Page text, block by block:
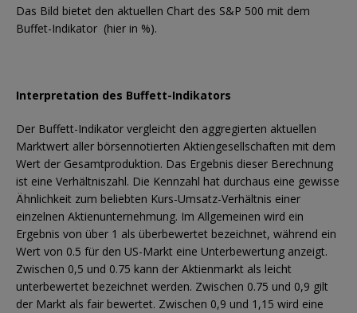
Das Bild bietet den aktuellen Chart des S&P 500 mit dem
Buffet-Indikator (hier in %).
Interpretation des Buffett-Indikators
Der Buffett-Indikator vergleicht den aggregierten aktuellen
Marktwert aller börsennotierten Aktiengesellschaften mit dem
Wert der Gesamtproduktion. Das Ergebnis dieser Berechnung
ist eine Verhältniszahl. Die Kennzahl hat durchaus eine gewisse
Ähnlichkeit zum beliebten Kurs-Umsatz-Verhältnis einer
einzelnen Aktienunternehmung. Im Allgemeinen wird ein
Ergebnis von über 1 als überbewertet bezeichnet, während ein
Wert von 0.5 für den US-Markt eine Unterbewertung anzeigt.
Zwischen 0,5 und 0.75 kann der Aktienmarkt als leicht
unterbewertet bezeichnet werden. Zwischen 0.75 und 0,9 gilt
der Markt als fair bewertet. Zwischen 0,9 und 1,15 wird eine